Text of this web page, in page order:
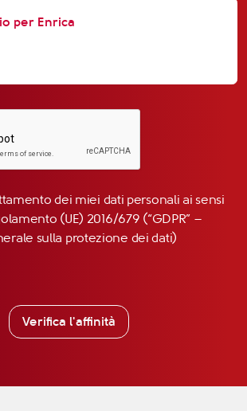
dei miei dati personali ai sensi
(UE) 2016/679 (“GDPR” –
sulla protezione dei dati)
Verifica l'affinità